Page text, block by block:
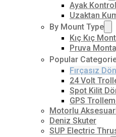
Ayak
Uzaktan
By Mount Type
Kıç Kıç
Pruva
Popular
Fırçasız
24 Volt
Spot Kilit
GPS
Motorlu
Deniz Skuter
SUP Electric